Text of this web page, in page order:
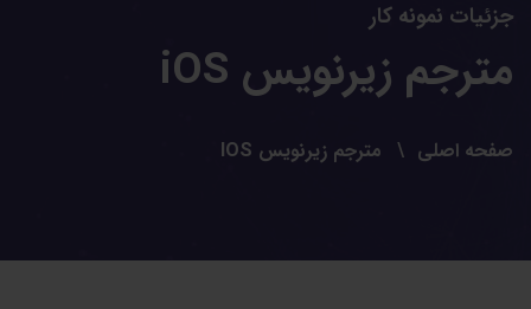
جزئیات نمونه کار
مترجم زیرنویس iOS
صفحه اصلی مترجم زیرنویس IOS